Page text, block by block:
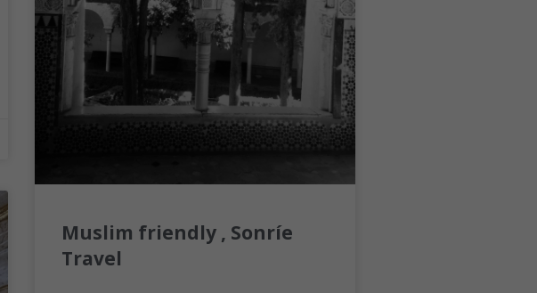
Muslim friendly , Sonríe
Travel